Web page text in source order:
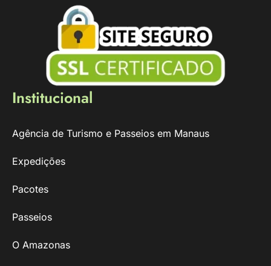
Institucional
Agência de Turismo e Passeios em Manaus
Expedições
Pacotes
Passeios
O Amazonas